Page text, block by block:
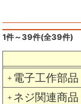
＋ 電子工作部品
＋ ネジ関連商品
1件～39件(全39件)